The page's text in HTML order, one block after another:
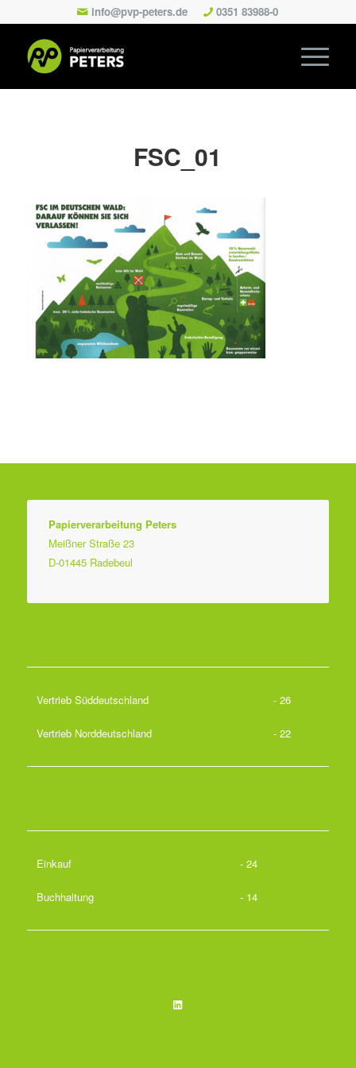
info@pvp-peters.de 0351 83988-0
FSC_01
Papierverarbeitung Peters
Meißner Straße 23
D-01445 Radebeul
Vertrieb Süddeutschland - 26
Vertrieb Norddeutschland - 22
Einkauf - 24
Buchhaltung - 14
LinkedIn